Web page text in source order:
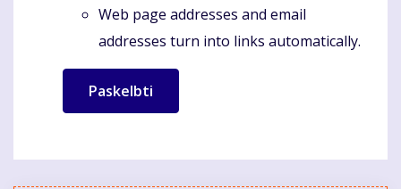
Web page addresses and email
addresses turn into links automatically.